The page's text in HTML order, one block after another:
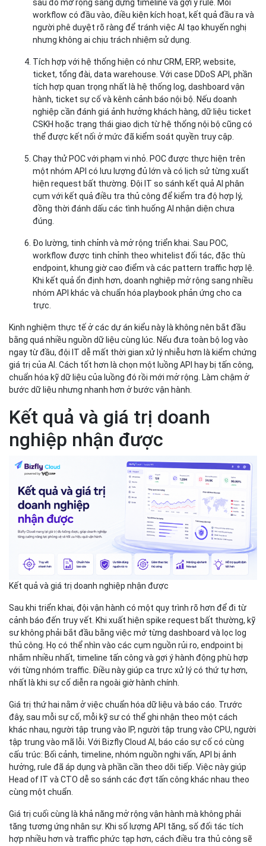
sau đó mở rộng sang dựng timeline và gợi ý rule. Mỗi
workflow có đầu vào, điều kiện kích hoạt, kết quả đầu ra và
người phê duyệt rõ ràng để tránh việc AI tạo khuyến nghị
nhưng không ai chịu trách nhiệm sử dụng.
Tích hợp với hệ thống hiện có như CRM, ERP, website,
ticket, tổng đài, data warehouse. Với case DDoS API, phần
tích hợp quan trọng nhất là hệ thống log, dashboard vận
hành, ticket sự cố và kênh cảnh báo nội bộ. Nếu doanh
nghiệp cần đánh giá ảnh hưởng khách hàng, dữ liệu ticket
CSKH hoặc trạng thái giao dịch từ hệ thống nội bộ cũng có
thể được kết nối ở mức đã kiểm soát quyền truy cập.
Chạy thử POC với phạm vi nhỏ. POC được thực hiện trên
một nhóm API có lưu lượng đủ lớn và có lịch sử từng xuất
hiện request bất thường. Đội IT so sánh kết quả AI phân
cụm với kết quả điều tra thủ công để kiểm tra độ hợp lý,
đồng thời đánh dấu các tình huống AI nhận diện chưa
đúng.
Đo lường, tinh chỉnh và mở rộng triển khai. Sau POC,
workflow được tinh chỉnh theo whitelist đối tác, đặc thù
endpoint, khung giờ cao điểm và các pattern traffic hợp lệ.
Khi kết quả ổn định hơn, doanh nghiệp mở rộng sang nhiều
nhóm API khác và chuẩn hóa playbook phản ứng cho ca
trực.
Kinh nghiệm thực tế ở các dự án kiểu này là không nên bắt đầu
bằng quá nhiều nguồn dữ liệu cùng lúc. Nếu đưa toàn bộ log vào
ngay từ đầu, đội IT dễ mất thời gian xử lý nhiễu hơn là kiểm chứng
giá trị của AI. Cách tốt hơn là chọn một luồng API hay bị tấn công,
chuẩn hóa kỹ dữ liệu của luồng đó rồi mới mở rộng. Làm chậm ở
bước dữ liệu nhưng nhanh hơn ở bước vận hành.
Kết quả và giá trị doanh
nghiệp nhận được
Kết quả và giá trị doanh nghiệp nhận được
Sau khi triển khai, đội vận hành có một quy trình rõ hơn để đi từ
cảnh báo đến truy vết. Khi xuất hiện spike request bất thường, kỹ
sư không phải bắt đầu bằng việc mở từng dashboard và lọc log
thủ công. Họ có thể nhìn vào các cụm nguồn rủi ro, endpoint bị
nhắm nhiều nhất, timeline tấn công và gợi ý hành động phù hợp
với từng nhóm traffic. Điều này giúp ca trực xử lý có thứ tự hơn,
nhất là khi sự cố diễn ra ngoài giờ hành chính.
Giá trị thứ hai nằm ở việc chuẩn hóa dữ liệu và báo cáo. Trước
đây, sau mỗi sự cố, mỗi kỹ sư có thể ghi nhận theo một cách
khác nhau, người tập trung vào IP, người tập trung vào CPU, người
tập trung vào mã lỗi. Với Bizfly Cloud AI, báo cáo sự cố có cùng
cấu trúc: Bối cảnh, timeline, nhóm nguồn nghi vấn, API bị ảnh
hưởng, rule đã áp dụng và phần cần theo dõi tiếp. Việc này giúp
Head of IT và CTO dễ so sánh các đợt tấn công khác nhau theo
cùng một chuẩn.
Giá trị cuối cùng là khả năng mở rộng vận hành mà không phải
tăng tương ứng nhân sự. Khi số lượng API tăng, số đối tác tích
hợp nhiều hơn và traffic phức tạp hơn, cách điều tra thủ công sẽ